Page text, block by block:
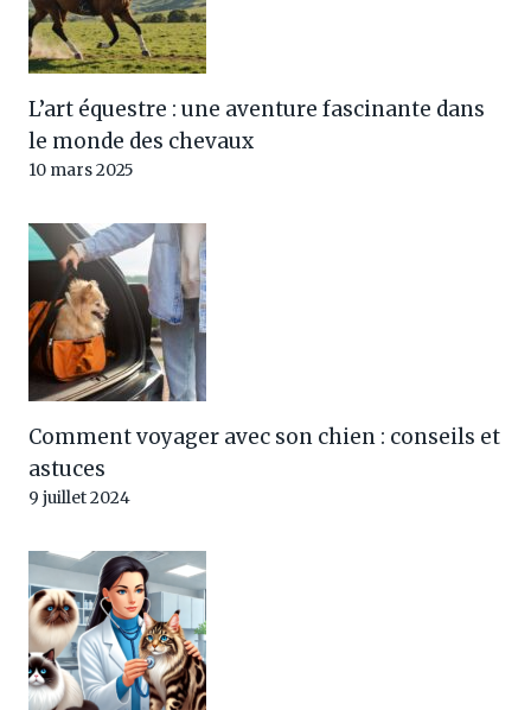
L’art équestre : une aventure fascinante dans
le monde des chevaux
10 mars 2025
Comment voyager avec son chien : conseils et
astuces
9 juillet 2024